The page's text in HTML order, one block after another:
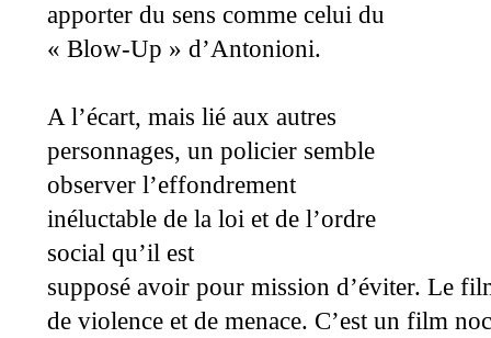
apporter du sens comme celui du
« Blow-Up » d’Antonioni.
A l’écart, mais lié aux autres
personnages, un policier semble
observer l’effondrement
inéluctable de la loi et de l’ordre
social qu’il est
supposé avoir pour mission d’éviter. Le
de violence et de menace. C’est un film